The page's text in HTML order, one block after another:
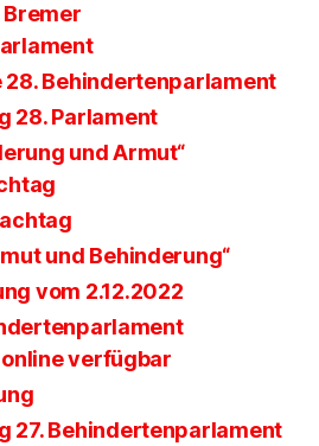
Bremer
Behindertenparlament
28. Parlament
und Armut“
und Behinderung“
vom 2.12.2022
online verfügbar
27. Behindertenparlament